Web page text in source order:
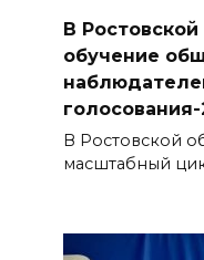
В
обучение
голосования-
В Ростовской
масштабный